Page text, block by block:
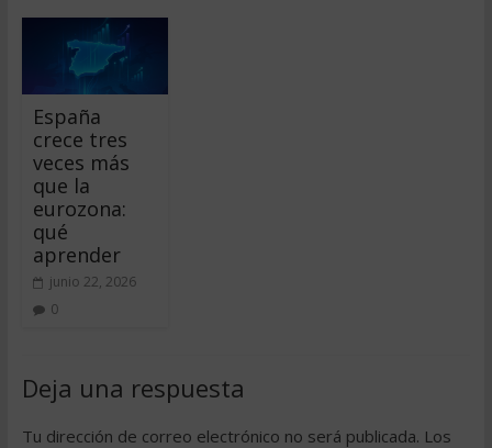
España
crece tres
veces más
que la
eurozona:
qué
aprender
junio 22, 2026
0
Deja una respuesta
Tu dirección de correo electrónico no será publicada. Los